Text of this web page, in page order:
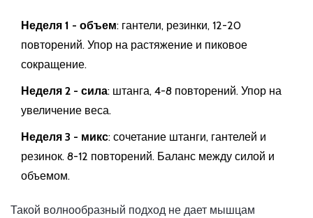
Неделя 1 - объем: гантели, резинки, 12-20
повторений. Упор на растяжение и пиковое
сокращение.
Неделя 2 - сила: штанга, 4-8 повторений. Упор на
увеличение веса.
Неделя 3 - микс: сочетание штанги, гантелей и
резинок. 8-12 повторений. Баланс между силой и
объемом.
Такой волнообразный подход не дает мышцам